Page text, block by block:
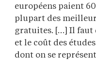
européens paient
plupart des
gratuites. […] Il faut
et le coût des
dont on se